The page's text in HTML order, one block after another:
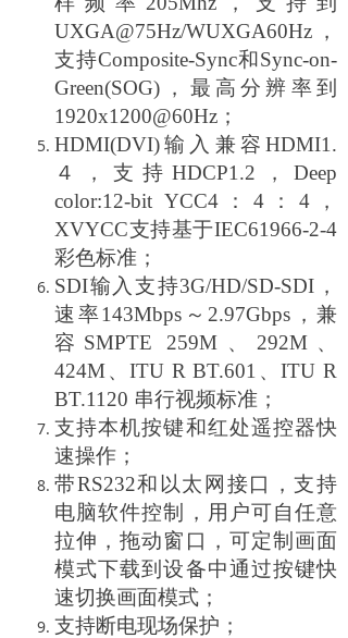
UXGA@75Hz/WUXGA60Hz，
支持Composite-Sync和Sync-on-
Green(SOG)，最高分辨率到
1920x1200@60Hz；
HDMI(DVI)输入兼容HDMI1.
４，支持HDCP1.2，Deep
color:12-bit YCC4：4：4，
XVYCC支持基于IEC61966-2-4
彩色标准；
SDI输入 支持3G/HD/SD-SDI，
速率143Mbps～2.97Gbps，兼
容SMPTE 259M、292M、
424M、ITU R BT.601、ITU R
BT.1120 串行视频标准；
支持本机按键和红处遥控器快
速操作；
带RS232和以太网接口，支持
电脑软件控制，用户可自任意
拉伸，拖动窗口，可定制画面
模式下载到设备中通过按键快
速切换画面模式；
支持断电现场保护；